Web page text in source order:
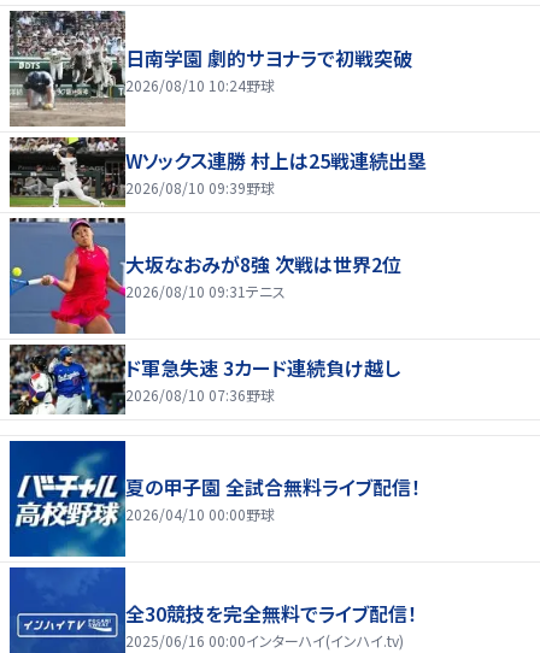
日南学園 劇的サヨナラで初戦突破
2026/08/10 10:24野球
Wソックス連勝 村上は25戦連続出塁
2026/08/10 09:39野球
大坂なおみが8強 次戦は世界2位
2026/08/10 09:31テニス
ド軍急失速 3カード連続負け越し
2026/08/10 07:36野球
夏の甲子園 全試合無料ライブ配信！
2026/04/10 00:00野球
全30競技を完全無料でライブ配信！
2025/06/16 00:00インターハイ(インハイ.tv)